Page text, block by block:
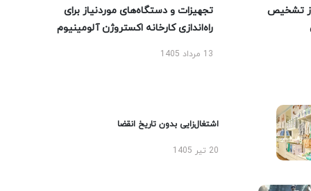
تشخیص
تجهیزات و دستگاه‌های موردنیاز برای
راه‌اندازی کارخانه اکستروژن آلومینیوم
13 مرداد 1405
اشتغال‌زایی بدون تاریخ انقضا
20 تیر 1405